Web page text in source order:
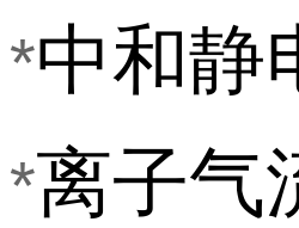
*中和静
*离子气